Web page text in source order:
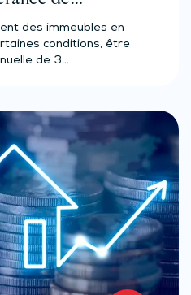
des immeubles en
conditions, être
de 3…